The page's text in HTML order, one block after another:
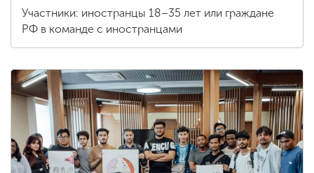
Участники: иностранцы 18–35 лет или граждане
РФ в команде с иностранцами